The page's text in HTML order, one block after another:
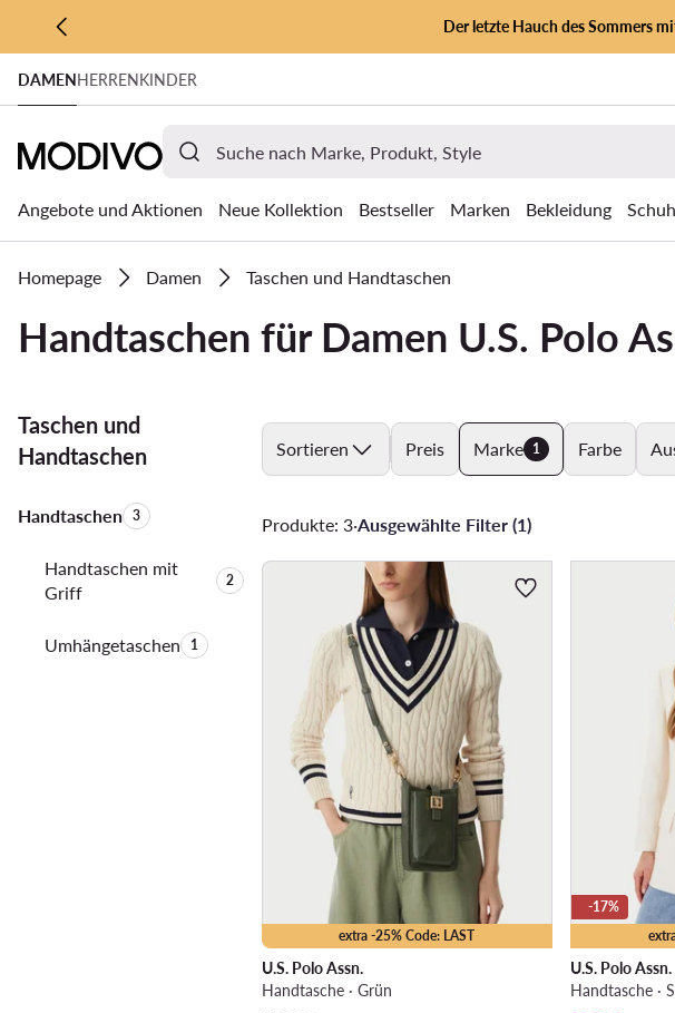
ZUM HAUPTINHALT SPRINGEN
ZUR SUCHE
Der letzte Hauch des Sommers
DAMENHERRENKINDER
Angebote und Aktionen Neue Kollektion Bestseller Marken Bekleidung
Homepage Damen Taschen und Handtaschen
Handtaschen für Damen U.S. Polo
Taschen und
Handtaschen
HandtaschenAnzahl der Produkte:
3
Handtaschen mit
Griff
Anzahl der Produkte:
2
UmhängetaschenAnzahl der Produkte:
1
Sortieren Preis Marke 1 Farbe
Produkte: 3·Ausgewählte Filter (1)
extra -25% Code: LAST
U.S. Polo Assn.
Handtasche · Grün
-17%
U.S. Polo Assn.
Handtasche ·